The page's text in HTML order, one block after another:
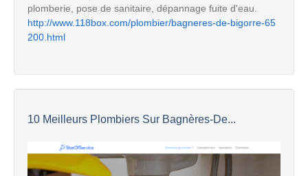
plomberie, pose de sanitaire, dépannage fuite d'eau.
http://www.118box.com/plombier/bagneres-de-bigorre-65
200.html
10 Meilleurs Plombiers Sur Bagnères-De...